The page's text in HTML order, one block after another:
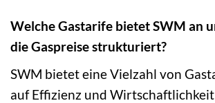
Welche Gastarife bietet SWM an
die Gaspreise strukturiert?
SWM bietet eine Vielzahl von
auf Effizienz und